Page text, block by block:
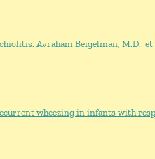
Avraham Beigelman, M.D. et
wheezing in infants with